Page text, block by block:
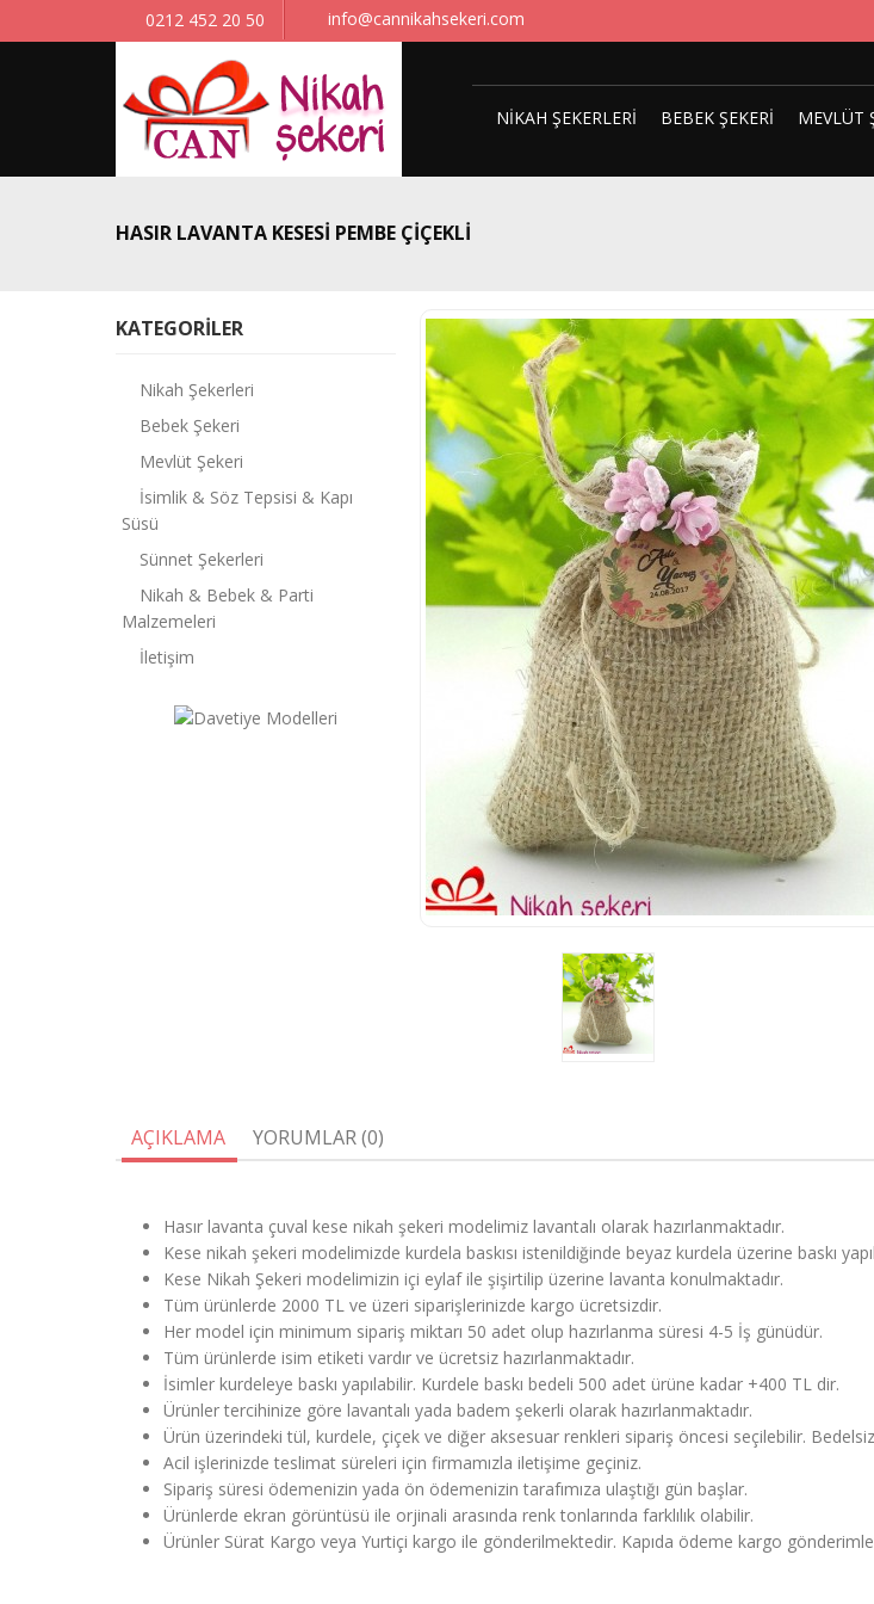
0212 452 20 50 info@cannikahsekeri.com
NIKAH ŞEKERLERI BEBEK ŞEKERI MEVLÜT
KATEGORILER
Nikah Şekerleri
Bebek Şekeri
Mevlüt Şekeri
İsimlik & Söz Tepsisi & Kapı
Süsü
Sünnet Şekerleri
Nikah & Bebek & Parti
Malzemeleri
İletişim
HASIR LAVANTA KESESI PEMBE ÇIÇEKLI
AÇIKLAMA YORUMLAR (0)
Hasır lavanta çuval kese nikah şekeri modelimiz lavantalı olarak hazırlanmaktadır.
Kese nikah şekeri modelimizde kurdela baskısı istenildiğinde beyaz kurdela üzerine baskı
Kese Nikah Şekeri modelimizin içi eylaf ile şişirtilip üzerine lavanta konulmaktadır.
Tüm ürünlerde 2000 TL ve üzeri siparişlerinizde kargo ücretsizdir.
Her model için minimum sipariş miktarı 50 adet olup hazırlanma süresi 4-5 İş günüdür.
Tüm ürünlerde isim etiketi vardır ve ücretsiz hazırlanmaktadır.
İsimler kurdeleye baskı yapılabilir. Kurdele baskı bedeli 500 adet ürüne kadar +400 TL dir.
Ürünler tercihinize göre lavantalı yada badem şekerli olarak hazırlanmaktadır.
Ürün üzerindeki tül, kurdele, çiçek ve diğer aksesuar renkleri sipariş öncesi seçilebilir.
Acil işlerinizde teslimat süreleri için firmamızla iletişime geçiniz.
Sipariş süresi ödemenizin yada ön ödemenizin tarafımıza ulaştığı gün başlar.
Ürünlerde ekran görüntüsü ile orjinali arasında renk tonlarında farklılık olabilir.
Ürünler Sürat Kargo veya Yurtiçi kargo ile gönderilmektedir. Kapıda ödeme kargo